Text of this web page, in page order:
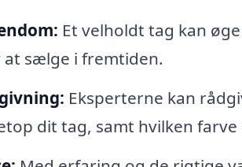
Et velholdt tag kan
at sælge i fremtiden.
Eksperterne kan
dit tag, samt hvilken